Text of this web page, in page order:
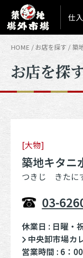
仕
HOME お店を探す 築
お店を探
[大物]
築地キタニ
つきじ きたに
03-
休業日 : 日曜・
中央卸市場カ
営業時間 : 6：